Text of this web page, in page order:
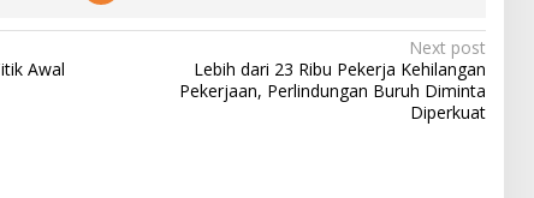
Awal
Next post
Lebih dari 23 Ribu Pekerja Kehilangan
Pekerjaan, Perlindungan Buruh Diminta
Diperkuat